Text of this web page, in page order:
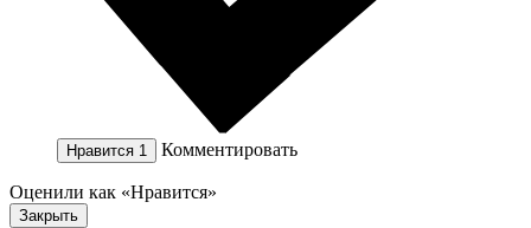
Нравится 1 Комментировать
Оценили как «Нравится»
Закрыть